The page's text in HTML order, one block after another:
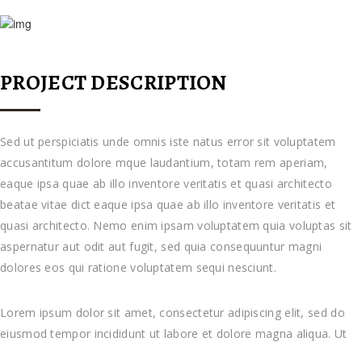
PROJECT DESCRIPTION
Sed ut perspiciatis unde omnis iste natus error sit voluptatem
accusantitum dolore mque laudantium, totam rem aperiam,
eaque ipsa quae ab illo inventore veritatis et quasi architecto
beatae vitae dict eaque ipsa quae ab illo inventore veritatis et
quasi architecto. Nemo enim ipsam voluptatem quia voluptas sit
aspernatur aut odit aut fugit, sed quia consequuntur magni
dolores eos qui ratione voluptatem sequi nesciunt.
Lorem ipsum dolor sit amet, consectetur adipiscing elit, sed do
eiusmod tempor incididunt ut labore et dolore magna aliqua. Ut